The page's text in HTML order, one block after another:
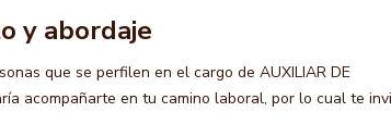
y abordaje
que se perfilen en el cargo de AUXILIAR DE
acompañarte en tu camino laboral, por lo cual te